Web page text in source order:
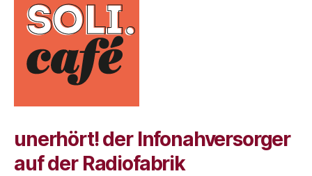
unerhört! der Infonahversorger
auf der Radiofabrik